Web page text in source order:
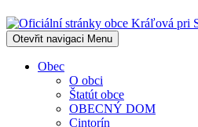
Otevřit navigaci Menu
Obec
O obci
Štatút obce
OBECNÝ DOM
Cintorín